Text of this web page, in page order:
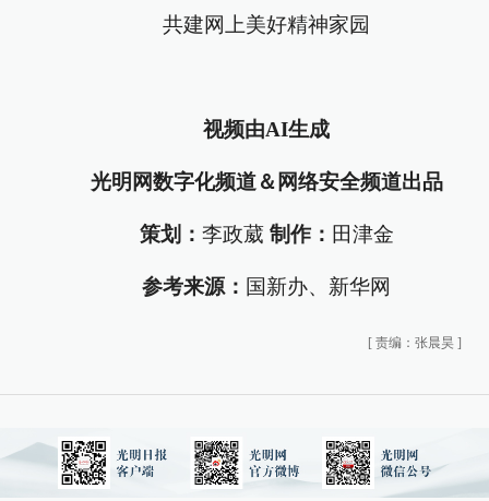
共建网上美好精神家园
视频由AI生成
光明网数字化频道＆网络安全频道出品
策划： 李政葳 制作： 田津金
参考来源： 国新办、新华网
[ 责编：张晨昊 ]